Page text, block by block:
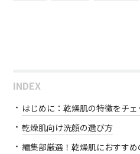
INDEX
はじめに：乾燥肌の特徴をチェ
乾燥肌向け洗顔の選び方
編集部厳選！乾燥肌におすすめ